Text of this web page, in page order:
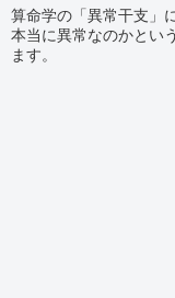
算命学の「異常干支」
本当に異常なのかとい
ます。